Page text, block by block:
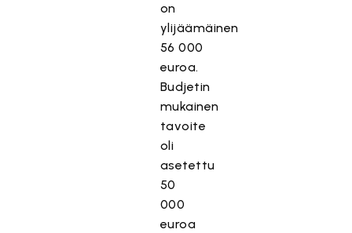
on
ylijäämäinen
56 000
euroa.
Budjetin
mukainen
tavoite
oli
asetettu
50
000
euroa